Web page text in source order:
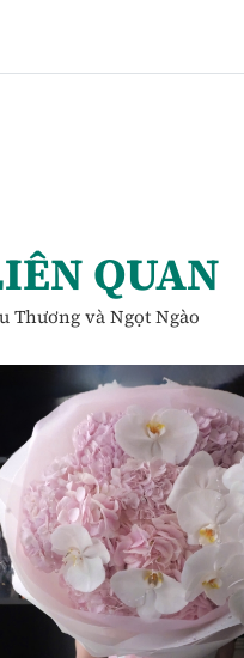
QUAN
Thương và Ngọt Ngào